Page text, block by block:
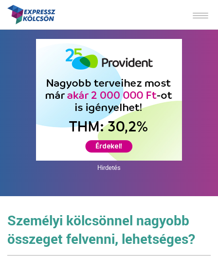
Hirdetés
Személyi kölcsönnel nagyobb
összeget felvenni, lehetséges?